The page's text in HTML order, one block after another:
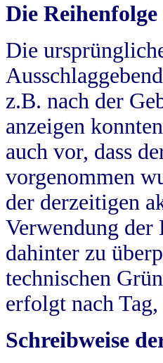
Die
Die
z.B. nach der
anzeigen
auch vor, dass
vorgenommen
der derzeitigen
Verwendung
dahinter zu
technischen
erfolgt nach
Schreibweise